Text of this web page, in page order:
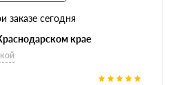
заказе сегодня
крае